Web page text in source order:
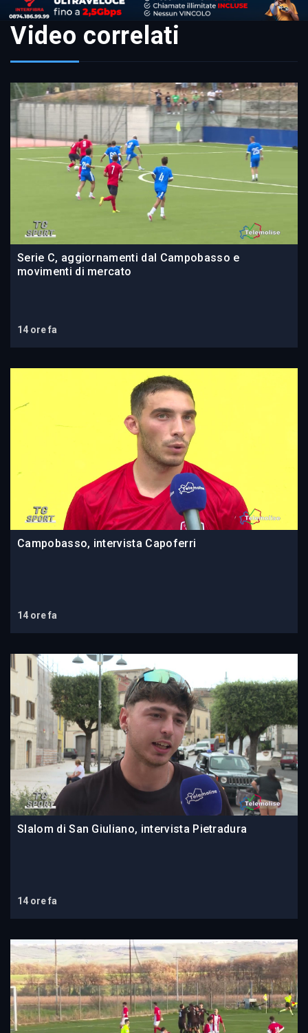
Video correlati
Serie C, aggiornamenti dal Campobasso e
movimenti di mercato
14 ore fa
Campobasso, intervista Capoferri
14 ore fa
Slalom di San Giuliano, intervista Pietradura
14 ore fa